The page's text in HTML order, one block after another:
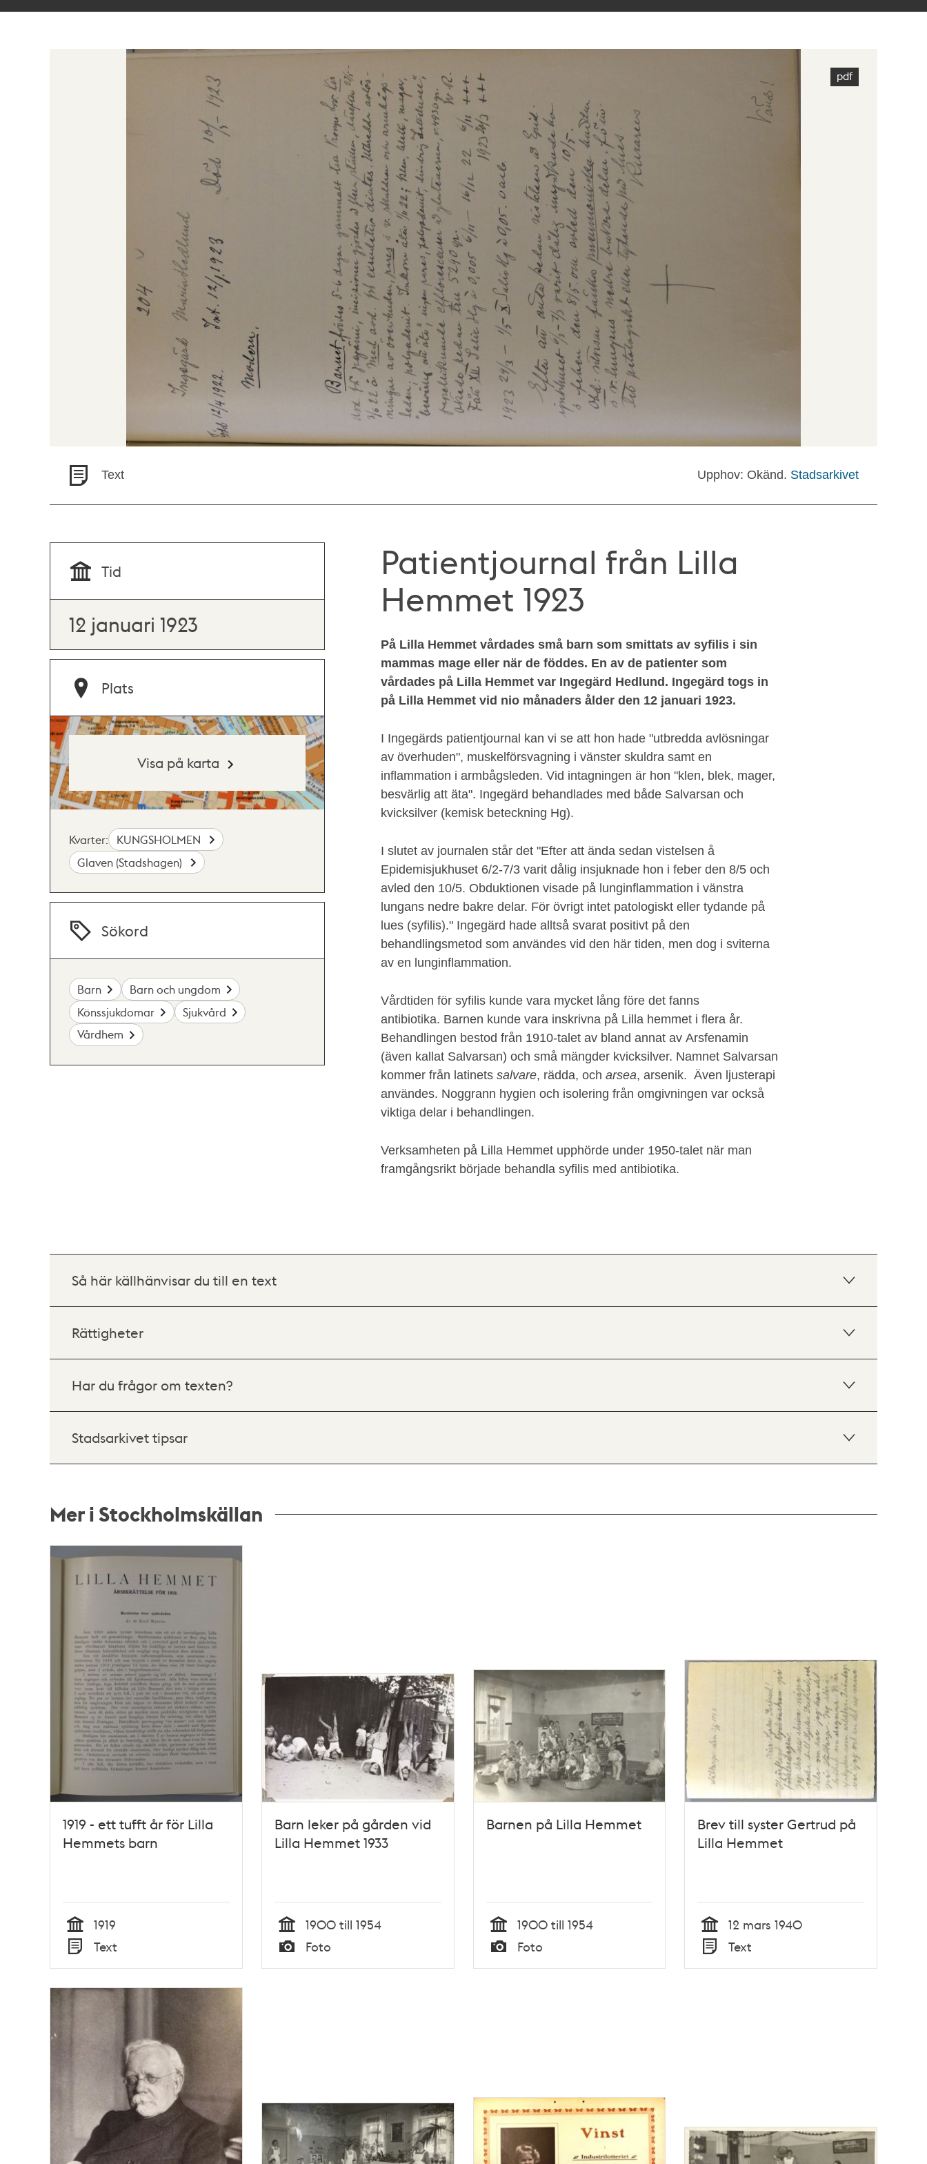
Text Upphov: Okänd. Stadsarkivet
Patientjournal från Lilla
Hemmet 1923
På Lilla Hemmet vårdades små barn som smittats av syfilis i sin
mammas mage eller när de föddes. En av de patienter som
vårdades på Lilla Hemmet var Ingegärd Hedlund. Ingegärd togs in
på Lilla Hemmet vid nio månaders ålder den 12 januari 1923.
I Ingegärds patientjournal kan vi se att hon hade "utbredda avlösningar
av överhuden", muskelförsvagning i vänster skuldra samt en
inflammation i armbågsleden. Vid intagningen är hon "klen, blek, mager,
besvärlig att äta". Ingegärd behandlades med både Salvarsan och
kvicksilver (kemisk beteckning Hg).
I slutet av journalen står det "Efter att ända sedan vistelsen å
Epidemisjukhuset 6/2-7/3 varit dålig insjuknade hon i feber den 8/5 och
avled den 10/5. Obduktionen visade på lunginflammation i vänstra
lungans nedre bakre delar. För övrigt intet patologiskt eller tydande på
lues (syfilis)." Ingegärd hade alltså svarat positivt på den
behandlingsmetod som användes vid den här tiden, men dog i sviterna
av en lunginflammation.
Vårdtiden för syfilis kunde vara mycket lång före det fanns
antibiotika. Barnen kunde vara inskrivna på Lilla hemmet i flera år.
Behandlingen bestod från 1910-talet av bland annat av Arsfenamin
(även kallat Salvarsan) och små mängder kvicksilver. Namnet Salvarsan
kommer från latinets salvare, rädda, och arsea, arsenik. Även ljusterapi
användes. Noggrann hygien och isolering från omgivningen var också
viktiga delar i behandlingen.
Verksamheten på Lilla Hemmet upphörde under 1950-talet när man
framgångsrikt började behandla syfilis med antibiotika.
Tid
12 januari 1923
Plats
Visa på karta
Kvarter:
KUNGSHOLMEN
Glaven (Stadshagen)
Sökord
Barn
Barn och ungdom
Könssjukdomar
Sjukvård
Vårdhem
Så här källhänvisar du till en text
Rättigheter
Har du frågor om texten?
Stadsarkivet tipsar
Mer i Stockholmskällan
Relaterade
poster
1919 - ett tufft år för Lilla
Hemmets barn
Tid
1919
Typ
Text
Barn leker på gården vid
Lilla Hemmet 1933
Tid
1900 till 1954
Typ
Foto
Barnen på Lilla Hemmet
Tid
1900 till 1954
Typ
Foto
Brev till syster Gertrud på
Lilla Hemmet
Tid
12 mars 1940
Typ
Text